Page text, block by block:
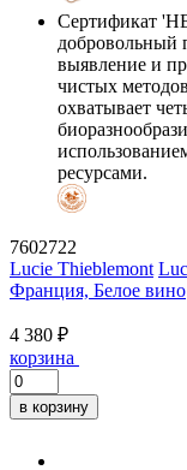
Сертификат
добровольный
выявление и
чистых
охватывает
ресурсами.
7602722
Lucie Thieblemont
Франция, Белое вино
4 380 ₽
корзина
в корзину